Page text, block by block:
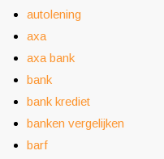
autolening
axa
axa bank
bank
bank krediet
banken vergelijken
barf